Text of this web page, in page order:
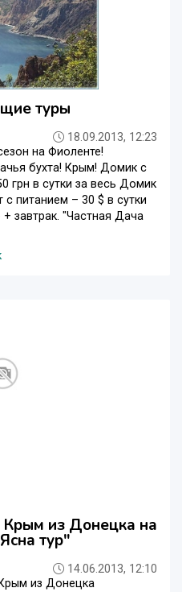
туры
18.09.2013, 12:23
на Фиоленте!
бухта! Крым! Домик с
грн в сутки за весь Домик
питанием – 30 $ в сутки
завтрак. "Частная Дача
Крым из Донецка на
тур"
14.06.2013, 12:10
из Донецка